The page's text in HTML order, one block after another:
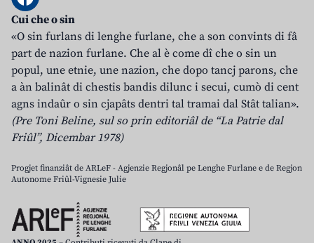
Cui che o sin
«O sin furlans di lenghe furlane, che a son convints di fâ
part de nazion furlane. Che al è come dî che o sin un
popul, une etnie, une nazion, che dopo tancj parons, che
a àn balinât di chestis bandis dilunc i secui, cumò di cent
agns indaûr o sin cjapâts dentri tal tramai dal Stât talian».
(Pre Toni Beline, sul so prin editoriâl de “La Patrie dal
Friûl”, Dicembar 1978)
Progjet finanziât de ARLeF - Agjenzie Regjonâl pe Lenghe Furlane e de Regjon
Autonome Friûl-Vignesie Julie